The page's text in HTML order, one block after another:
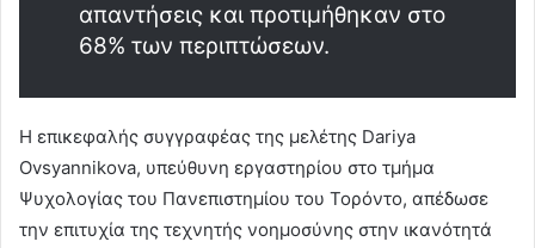
απαντήσεις και προτιμήθηκαν στο
68% των περιπτώσεων.
Η επικεφαλής συγγραφέας της μελέτης Dariya
Ovsyannikova, υπεύθυνη εργαστηρίου στο τμήμα
Ψυχολογίας του Πανεπιστημίου του Τορόντο, απέδωσε
την επιτυχία της τεχνητής νοημοσύνης στην ικανότητά